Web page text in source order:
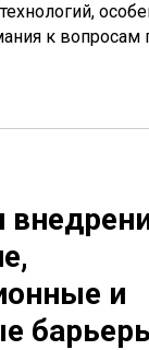
к вопросам
и